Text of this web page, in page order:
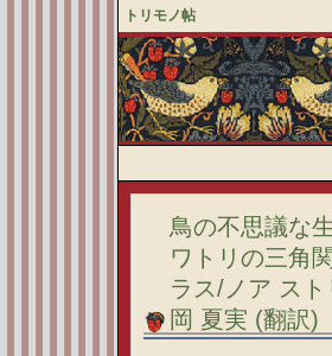
トリモノ帖
鳥の不思議な
ワトリの三角
ラス/ノア ス
岡 夏実 (翻訳)